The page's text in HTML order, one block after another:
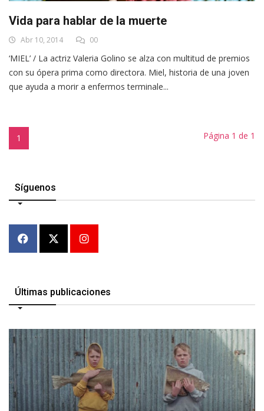
Vida para hablar de la muerte
Abr 10, 2014 00
‘MIEL’ / La actriz Valeria Golino se alza con multitud de premios
con su ópera prima como directora. Miel, historia de una joven
que ayuda a morir a enfermos terminale...
1 Página 1 de 1
Síguenos
Últimas publicaciones